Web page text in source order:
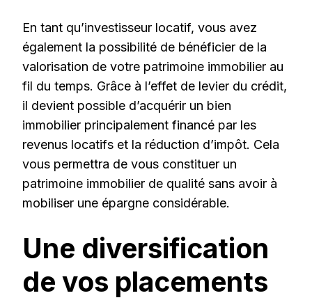
En tant qu’investisseur locatif, vous avez
également la possibilité de bénéficier de la
valorisation de votre patrimoine immobilier au
fil du temps. Grâce à l’effet de levier du crédit,
il devient possible d’acquérir un bien
immobilier principalement financé par les
revenus locatifs et la réduction d’impôt. Cela
vous permettra de vous constituer un
patrimoine immobilier de qualité sans avoir à
mobiliser une épargne considérable.
Une diversification
de vos placements